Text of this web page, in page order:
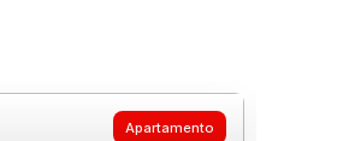
Apartamento